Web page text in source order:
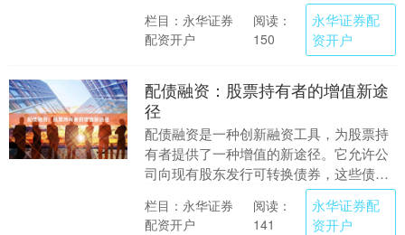
逝。对于许多杭州及周边的投资者而言，
敏锐的判断力....
栏目：永华证券
配资开户
阅读：
150
永华证券配
资开户
配债融资：股票持有者的增值新途
径
配债融资是一种创新融资工具，为股票持
有者提供了一种增值的新途径。它允许公
司向现有股东发行可转换债券，这些债券
可在未来特定日期转换为股票。 对于股票
持有者而言，配....
栏目：永华证券
配资开户
阅读：
141
永华证券配
资开户